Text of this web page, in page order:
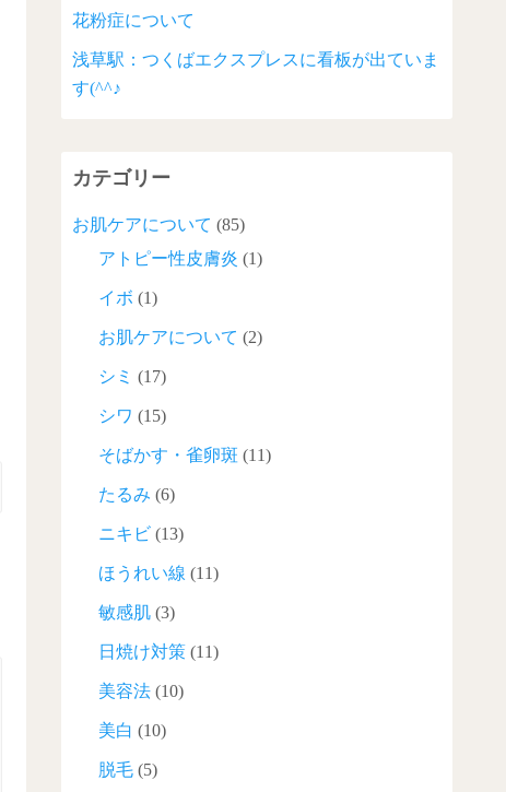
花粉症について
浅草駅：つくばエクスプレスに看板が出ていま
す(^^♪
カテゴリー
お肌ケアについて (85)
アトピー性皮膚炎 (1)
イボ (1)
お肌ケアについて (2)
シミ (17)
シワ (15)
そばかす・雀卵斑 (11)
たるみ (6)
ニキビ (13)
ほうれい線 (11)
敏感肌 (3)
日焼け対策 (11)
美容法 (10)
美白 (10)
脱毛 (5)